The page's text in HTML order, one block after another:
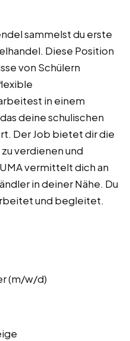
sammelst du erste
Diese Position
von Schülern
in einem
deine schulischen
Der Job bietet dir die
verdienen und
vermittelt dich an
in deiner Nähe. Du
und begleitet.
(m/w/d)